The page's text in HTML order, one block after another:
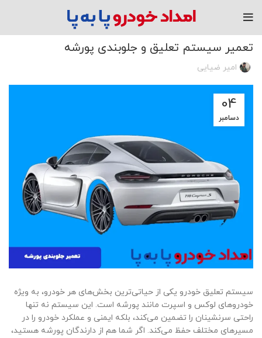
مقاله
تعمیر سیستم تعلیق و جلوبندی پورشه
امیر ضیایی
04
دسامبر
سیستم تعلیق خودرو یکی از حیاتی‌ترین بخش‌های هر خودرو، به ویژه
خودروهای لوکس و اسپرت مانند پورشه است. این سیستم نه تنها
راحتی سرنشینان را تضمین می‌کند، بلکه ایمنی و عملکرد خودرو را در
مسیرهای مختلف حفظ می‌کند. اگر شما هم از دارندگان پورشه هستید،